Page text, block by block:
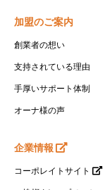
加盟のご案内
創業者の想い
支持されている理由
手厚いサポート体制
オーナ様の声
企業情報
コーポレイトサイト